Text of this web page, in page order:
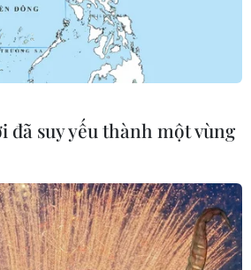
xét nghiệm PCR với
có triệu chứng
tình trạng hoang mang do các
lập nhau.
đã suy yếu thành một vùng